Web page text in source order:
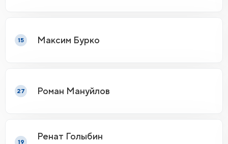
15 Максим Бурко
27 Роман Мануйлов
19
Ренат Голыбин